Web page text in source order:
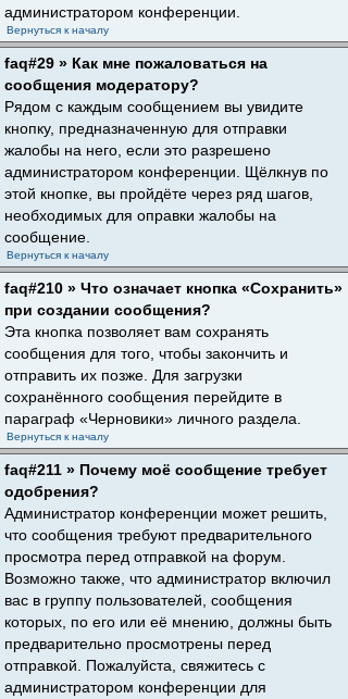
администратором конференции.
Вернуться к началу
faq#29 » Как мне пожаловаться на
сообщения модератору?
Рядом с каждым сообщением вы увидите
кнопку, предназначенную для отправки
жалобы на него, если это разрешено
администратором конференции. Щёлкнув по
этой кнопке, вы пройдёте через ряд шагов,
необходимых для оправки жалобы на
сообщение.
Вернуться к началу
faq#210 » Что означает кнопка «Сохранить»
при создании сообщения?
Эта кнопка позволяет вам сохранять
сообщения для того, чтобы закончить и
отправить их позже. Для загрузки
сохранённого сообщения перейдите в
параграф «Черновики» личного раздела.
Вернуться к началу
faq#211 » Почему моё сообщение требует
одобрения?
Администратор конференции может решить,
что сообщения требуют предварительного
просмотра перед отправкой на форум.
Возможно также, что администратор включил
вас в группу пользователей, сообщения
которых, по его или её мнению, должны быть
предварительно просмотрены перед
отправкой. Пожалуйста, свяжитесь с
администратором конференции для